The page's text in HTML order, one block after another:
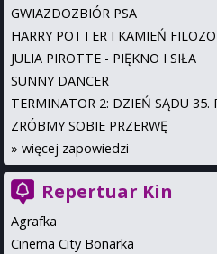
GWIAZDOZBIÓR PSA
HARRY POTTER I KAMIEŃ
JULIA PIROTTE - PIĘKNO I SIŁA
SUNNY DANCER
TERMINATOR 2: DZIEŃ SĄDU 35.
ZRÓBMY SOBIE PRZERWĘ
» więcej zapowiedzi
Repertuar Kin
Agrafka
Cinema City Bonarka